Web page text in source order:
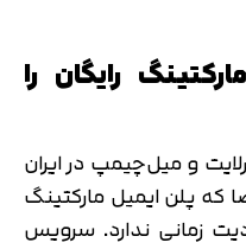
رایگان را
و میل‌چیمپ در ایران
پلن ایمیل مارکتینگ
زمانی ندارد. سرویس